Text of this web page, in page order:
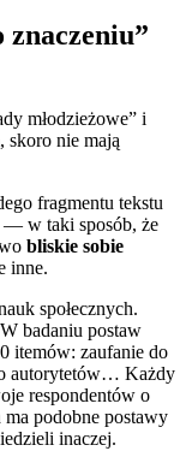
znaczeniu”
młodzieżowe” i
skoro nie mają
fragmentu tekstu
— w taki sposób, że
bliskie sobie
inne.
społecznych.
badaniu postaw
itemów: zaufanie do
autorytetów… Każdy
respondentów o
podobne postawy
inaczej.